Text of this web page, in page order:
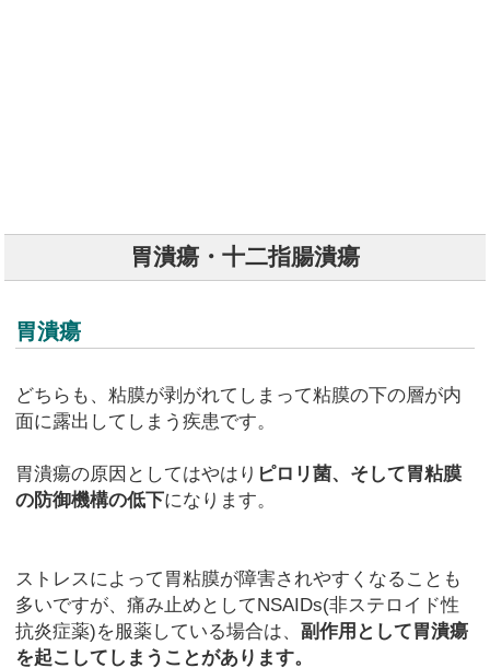
胃潰瘍・十二指腸潰瘍
胃潰瘍
どちらも、粘膜が剥がれてしまって粘膜の下の層が内
面に露出してしまう疾患です。
胃潰瘍の原因としてはやはり ピロリ菌、そして胃粘膜
の防御機構の低下になります。
ストレスによって胃粘膜が障害されやすくなることも
多いですが、痛み止めとしてNSAIDs(非ステロイド性
抗炎症薬)を服薬している場合は、副作用として胃潰瘍
を起こしてしまうことがあります。